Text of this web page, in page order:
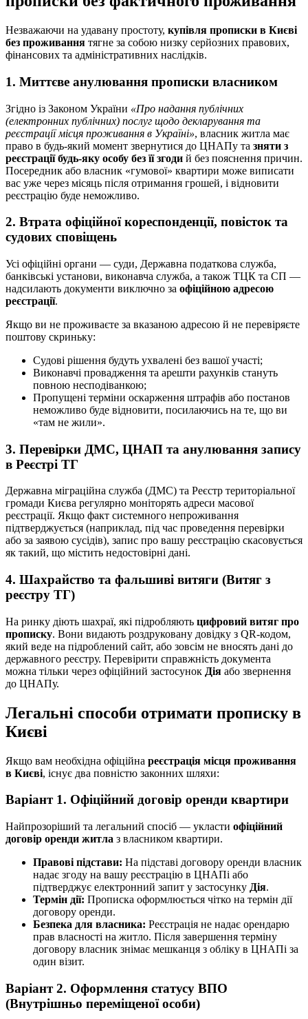
Незважаючи на удавану простоту, купівля прописки в Києві
без проживання тягне за собою низку серйозних правових,
фінансових та адміністративних наслідків.
1. Миттєве анулювання прописки власником
Згідно із Законом України «Про надання публічних
(електронних публічних) послуг щодо декларування та
реєстрації місця проживання в Україні», власник житла має
право в будь-який момент звернутися до ЦНАПу та зняти з
реєстрації будь-яку особу без її згоди й без пояснення причин.
Посередник або власник «гумової» квартири може виписати
вас уже через місяць після отримання грошей, і відновити
реєстрацію буде неможливо.
2. Втрата офіційної кореспонденції, повісток та
судових сповіщень
Усі офіційні органи — суди, Державна податкова служба,
банківські установи, виконавча служба, а також ТЦК та СП —
надсилають документи виключно за офіційною адресою
реєстрації.
Якщо ви не проживаєте за вказаною адресою й не перевіряєте
поштову скриньку:
Судові рішення будуть ухвалені без вашої участі;
Виконавчі провадження та арешти рахунків стануть
повною несподіванкою;
Пропущені терміни оскарження штрафів або постанов
неможливо буде відновити, посилаючись на те, що ви
«там не жили».
3. Перевірки ДМС, ЦНАП та анулювання запису
в Реєстрі ТГ
Державна міграційна служба (ДМС) та Реєстр територіальної
громади Києва регулярно моніторять адреси масової
реєстрації. Якщо факт системного непроживання
підтверджується (наприклад, під час проведення перевірки
або за заявою сусідів), запис про вашу реєстрацію скасовується
як такий, що містить недостовірні дані.
4. Шахрайство та фальшиві витяги (Витяг з
реєстру ТГ)
На ринку діють шахраї, які підробляють цифровий витяг про
прописку. Вони видають роздруковану довідку з QR-кодом,
який веде на підроблений сайт, або зовсім не вносять дані до
державного реєстру. Перевірити справжність документа
можна тільки через офіційний застосунок Дія або звернення
до ЦНАПу.
Легальні способи отримати прописку в
Києві
Якщо вам необхідна офіційна реєстрація місця проживання
в Києві, існує два повністю законних шляхи:
Варіант 1. Офіційний договір оренди квартири
Найпрозоріший та легальний спосіб — укласти офіційний
договір оренди житла з власником квартири.
Правові підстави: На підставі договору оренди власник
надає згоду на вашу реєстрацію в ЦНАПі або
підтверджує електронний запит у застосунку Дія.
Термін дії: Прописка оформлюється чітко на термін дії
договору оренди.
Безпека для власника: Реєстрація не надає орендарю
прав власності на житло. Після завершення терміну
договору власник знімає мешканця з обліку в ЦНАПі за
один візит.
Варіант 2. Оформлення статусу ВПО
(Внутрішньо переміщеної особи)